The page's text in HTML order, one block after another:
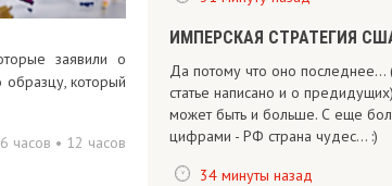
заявили о
образцу, который
6 часов • 12 часов
ИМПЕРСКАЯ СТРАТЕГИЯ
Да потому что оно последнее...
статье написано и о
может быть и больше. С еще
цифрами - РФ страна чудес... :)
34 минуты назад